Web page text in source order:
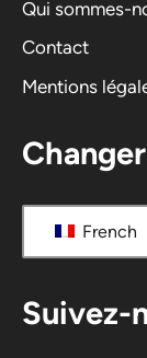
Qui sommes-
Contact
Mentions
French
Suivez-